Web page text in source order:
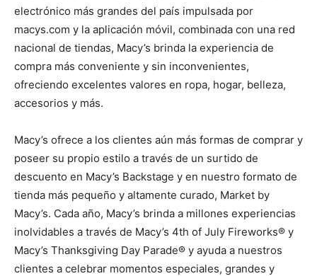
electrónico más grandes del país impulsada por
macys.com y la aplicación móvil, combinada con una red
nacional de tiendas, Macy’s brinda la experiencia de
compra más conveniente y sin inconvenientes,
ofreciendo excelentes valores en ropa, hogar, belleza,
accesorios y más.
Macy’s ofrece a los clientes aún más formas de comprar y
poseer su propio estilo a través de un surtido de
descuento en Macy’s Backstage y en nuestro formato de
tienda más pequeño y altamente curado, Market by
Macy’s. Cada año, Macy’s brinda a millones experiencias
inolvidables a través de Macy’s 4th of July Fireworks® y
Macy’s Thanksgiving Day Parade® y ayuda a nuestros
clientes a celebrar momentos especiales, grandes y